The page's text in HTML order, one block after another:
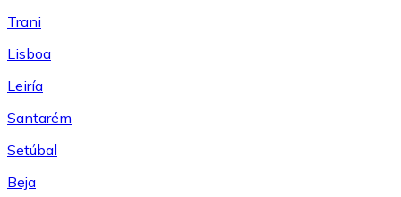
Trani
Lisboa
Leiría
Santarém
Setúbal
Beja